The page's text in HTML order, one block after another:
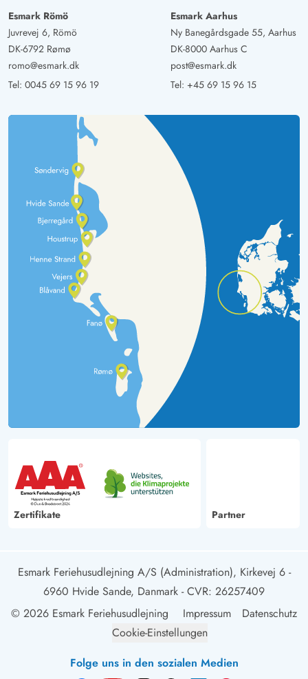
Esmark Römö
Juvrevej 6, Römö
DK-6792 Rømø
romo@esmark.dk
Tel: 0045 69 15 96 19
Esmark Aarhus
Ny Banegårdsgade 55, Aarhus
DK-8000 Aarhus C
post@esmark.dk
Tel: +45 69 15 96 15
Zertifikate Partner
Esmark Feriehusudlejning A/S (Administration), Kirkevej 6 -
6960 Hvide Sande, Danmark - CVR: 26257409
© 2026 Esmark Feriehusudlejning
Impressum
Datenschutz
Cookie-Einstellungen
Folge uns in den sozialen Medien